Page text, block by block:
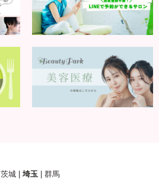
茨城 埼玉 群馬